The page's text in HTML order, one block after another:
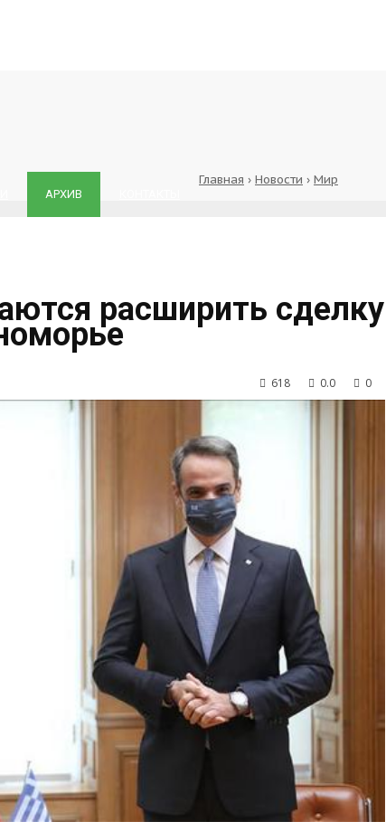
АРХИВ
Главная › Новости › Мир
расширить сделку
618 0.0 0